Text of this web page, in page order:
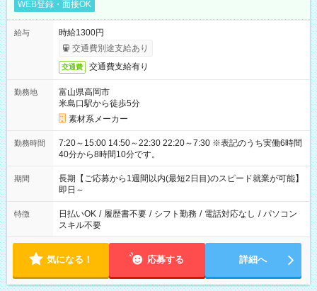
WEB登録・面接OK
給与
時給1300円
交通費別途支給あり
交通費 交通費支給有り
勤務地
富山県高岡市
米島口駅から徒歩5分
素材系メーカー
勤務時間
7:20～15:00 14:50～22:30 22:20～7:30 ※表記のうち実働6時間
40分から8時間10分です。
期間
長期【ご応募から1週間以内(最短2日目)のスピード就業が可能】
即日～
特徴 日払いOK / 履歴書不要 / シフト勤務 / 電話対応なし / パソコン
スキル不要
気になる！ 応募する 詳細へ